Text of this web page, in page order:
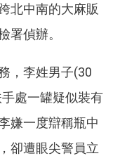
北中南的大麻販
署偵辦。
，李姓男子(30
處一罐疑似裝有
嫌一度辯稱瓶中
卻遭眼尖警員立